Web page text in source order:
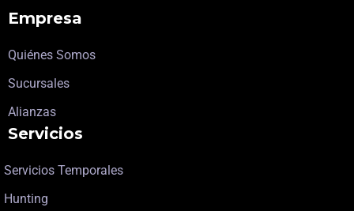
Empresa
Quiénes Somos
Sucursales
Alianzas
Servicios
Servicios Temporales
Hunting